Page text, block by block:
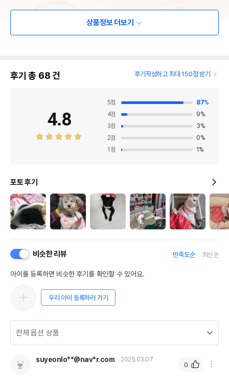
상품정보 더보기
후기 총 68건 후기작성하고 최대 150점 받기
4.8
5점 87%
4점 9%
3점 3%
2점 0%
1 점 1 %
포토 후기
2 2
비슷한 리뷰 만족도순 최신순
아이를 등록하면 비슷한 후기를 확인할 수 있어요.
우리 아이 등록하러 가기
suyeonlo**@nav*r.com 2025.03.07
0